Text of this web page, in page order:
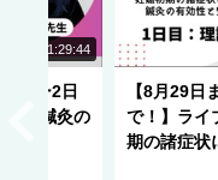
1:29:44
ナー2日
する鍼灸の
NEW
【8月29日
で！】ライ
期の諸症状